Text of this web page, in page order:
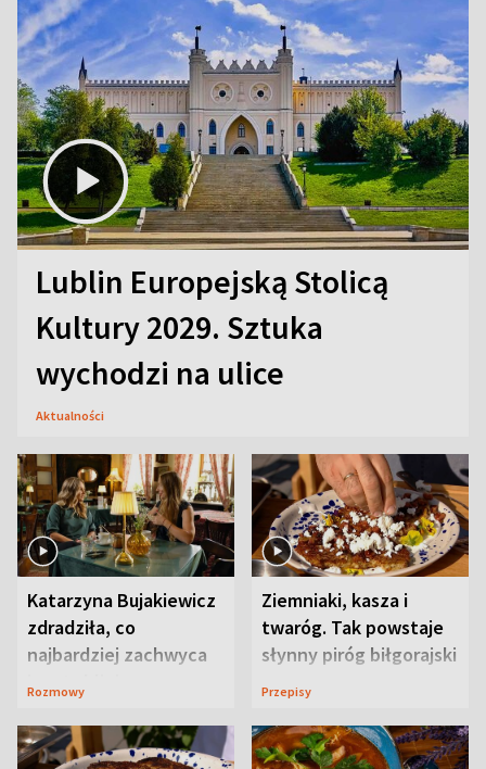
Lublin Europejską Stolicą
Kultury 2029. Sztuka
wychodzi na ulice
Aktualności
Katarzyna Bujakiewicz
zdradziła, co
najbardziej zachwyca
ją w Lublinie
Rozmowy
Ziemniaki, kasza i
twaróg. Tak powstaje
słynny piróg biłgorajski
Przepisy